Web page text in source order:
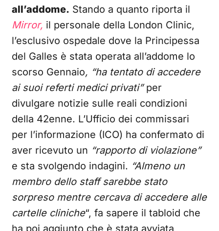
all’addome. Stando a quanto riporta il
Mirror, il personale della London Clinic,
l’esclusivo ospedale dove la Principessa
del Galles è stata operata all’addome lo
scorso Gennaio, “ha tentato di accedere
ai suoi referti medici privati”per
divulgare notizie sulle reali condizioni
della 42enne. L’Ufficio dei commissari
per l’informazione (ICO) ha confermato di
aver ricevuto un “rapporto di violazione”
e sta svolgendo indagini. “Almeno un
membro dello staff sarebbe stato
sorpreso mentre cercava di accedere alle
cartelle cliniche“, fa sapere il tabloid che
ha poi aggiunto che è stata avviata